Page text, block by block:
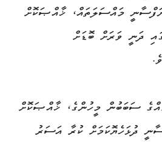
މައްސަލަތައް، ޚާއްޞަކޮށް
ދަނީ ވަރަށް ބޮޑަށް
ސަބަބުން މީހުންގެ، ޚާއްޞަކޮށް
ދުޅަހެޔޮކަމަށް ކުރާ އަސަރު